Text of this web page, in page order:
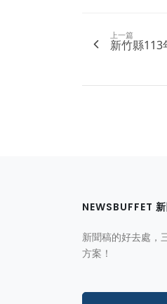
上一篇
新竹縣113
NEWSBUFFET
新聞稿的好去處，
方案！